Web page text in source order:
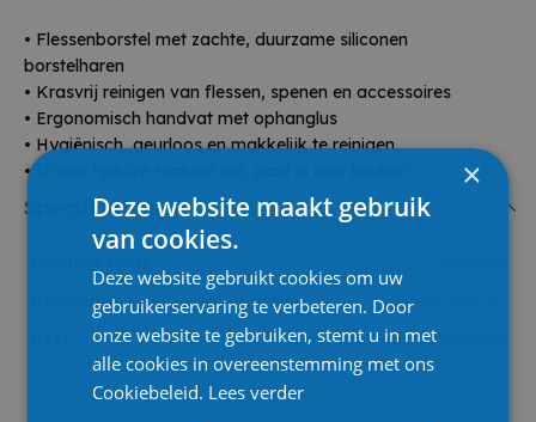
• Flessenborstel met zachte, duurzame siliconen
borstelharen
• Krasvrij reinigen van flessen, spenen en accessoires
• Ergonomisch handvat met ophanglus
• Hygiënisch, geurloos en makkelijk te reinigen
• In een tijdloze Natural tint, past in elke keuken
Specificaties
Referentienummer leverancier
0000010503225
×
Deze website maakt gebruik
van cookies.
Deze website gebruikt cookies om uw
gebruikerservaring te verbeteren. Door
onze website te gebruiken, stemt u in met
alle cookies in overeenstemming met ons
Cookiebeleid. Lees verder